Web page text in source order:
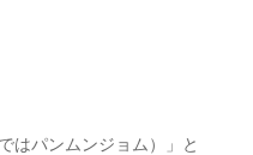
はパンムンジョム）」と